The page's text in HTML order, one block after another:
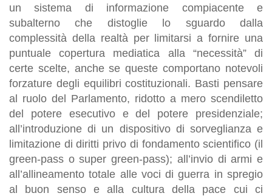
un sistema di informazione compiacente e
subalterno che distoglie lo sguardo dalla
complessità della realtà per limitarsi a fornire una
puntuale copertura mediatica alla “necessità” di
certe scelte, anche se queste comportano notevoli
forzature degli equilibri costituzionali. Basti pensare
al ruolo del Parlamento, ridotto a mero scendiletto
del potere esecutivo e del potere presidenziale;
all’introduzione di un dispositivo di sorveglianza e
limitazione di diritti privo di fondamento scientifico (il
green-pass o super green-pass); all’invio di armi e
all’allineamento totale alle voci di guerra in spregio
al buon senso e alla cultura della pace cui ci